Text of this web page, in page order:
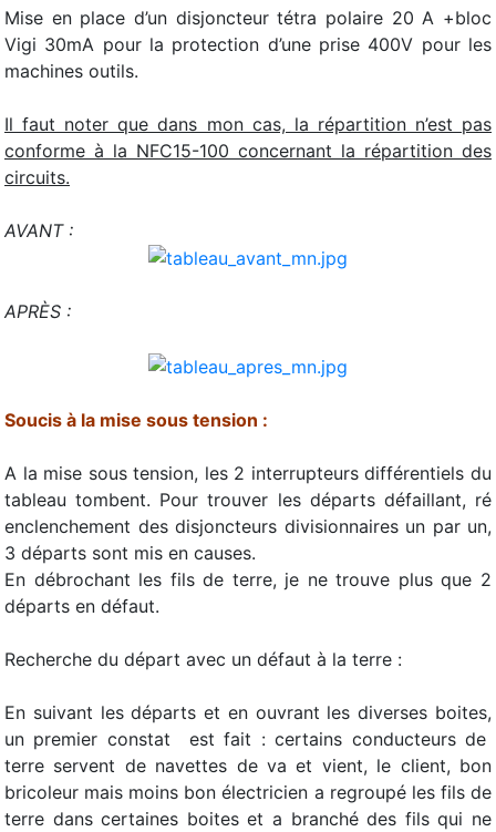
Mise en place d’un disjoncteur tétra polaire 20 A +bloc
Vigi 30mA pour la protection d’une prise 400V pour les
machines outils.
Il faut noter que dans mon cas, la répartition n’est pas
conforme à la NFC15-100 concernant la répartition des
circuits.
AVANT :
APRÈS :
Soucis à la mise sous tension :
A la mise sous tension, les 2 interrupteurs différentiels du
tableau tombent. Pour trouver les départs défaillant, ré
enclenchement des disjoncteurs divisionnaires un par un,
3 départs sont mis en causes.
En débrochant les fils de terre, je ne trouve plus que 2
départs en défaut.
Recherche du départ avec un défaut à la terre :
En suivant les départs et en ouvrant les diverses boites,
un premier constat est fait : certains conducteurs de
terre servent de navettes de va et vient, le client, bon
bricoleur mais moins bon électricien a regroupé les fils de
terre dans certaines boites et a branché des fils qui ne